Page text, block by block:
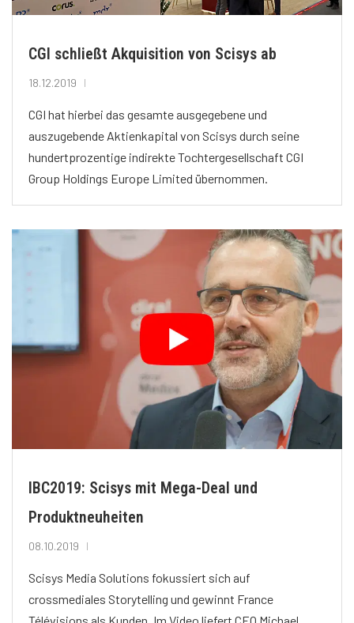
CGI schließt Akquisition von Scisys ab
18.12.2019
CGI hat hierbei das gesamte ausgegebene und
auszugebende Aktienkapital von Scisys durch seine
hundertprozentige indirekte Tochtergesellschaft CGI
Group Holdings Europe Limited übernommen.
IBC2019: Scisys mit Mega-Deal und
Produktneuheiten
08.10.2019
Scisys Media Solutions fokussiert sich auf
crossmediales Storytelling und gewinnt France